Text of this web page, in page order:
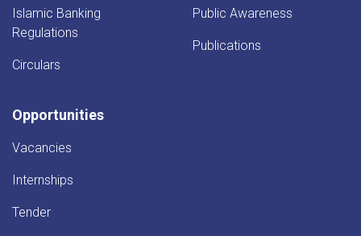
Islamic Banking
Regulations
Circulars
Public Awareness
Publications
Opportunities
Vacancies
Internships
Tender